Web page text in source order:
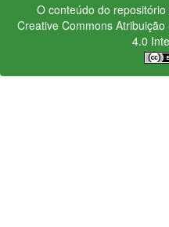
O conteúdo do
Creative CommonsAtribuição
4.0